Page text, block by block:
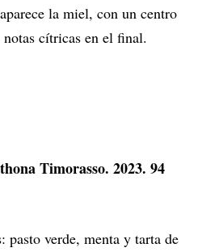
la miel, con un centro
cítricas en el final.
Timorasso. 2023. 94
pasto verde, menta y tarta de